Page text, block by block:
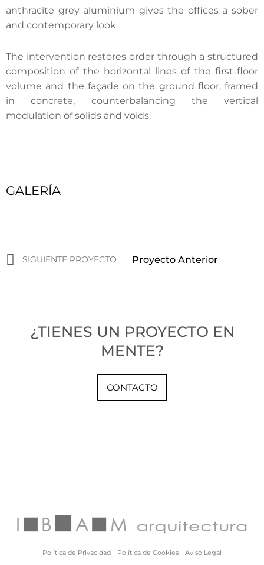
anthracite grey aluminium gives the offices a sober
and contemporary look.
The intervention restores order through a structured
composition of the horizontal lines of the first-floor
volume and the façade on the ground floor, framed
in concrete, counterbalancing the vertical
modulation of solids and voids.
GALERÍA
Ant
SIGUIENTE PROYECTO Proyecto Anterior
¿TIENES UN PROYECTO EN
MENTE?
CONTACTO
Política de Privacidad Política de Cookies Aviso Legal